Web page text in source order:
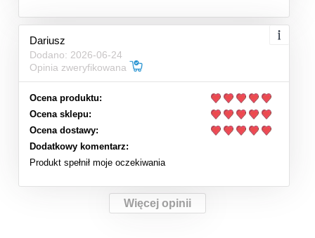
Dariusz
Dodano: 2026-06-24
Opinia zweryfikowana
Ocena produktu:
Ocena sklepu:
Ocena dostawy:
Dodatkowy komentarz:
Produkt spełnił moje oczekiwania
Więcej opinii